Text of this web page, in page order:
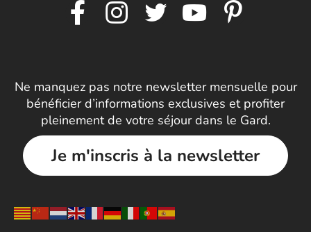
Ne manquez pas notre newsletter mensuelle pour
bénéficier d’informations exclusives et profiter
pleinement de votre séjour dans le Gard.
Je m'inscris à la newsletter